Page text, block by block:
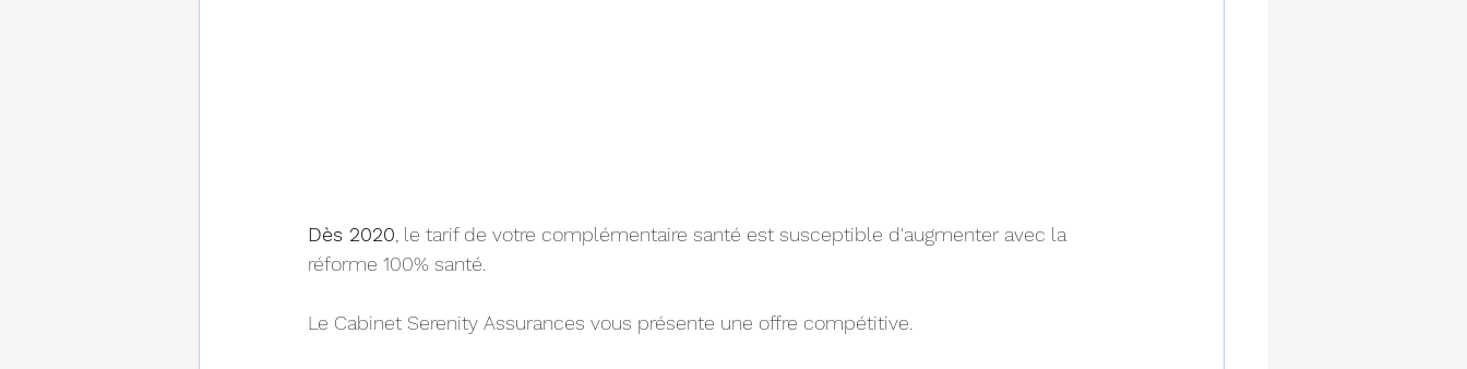
Dès 2020, le tarif de votre complémentaire santé est susceptible d'augmenter avec la
réforme 100% santé.
Le Cabinet Serenity Assurances vous présente une offre compétitive.